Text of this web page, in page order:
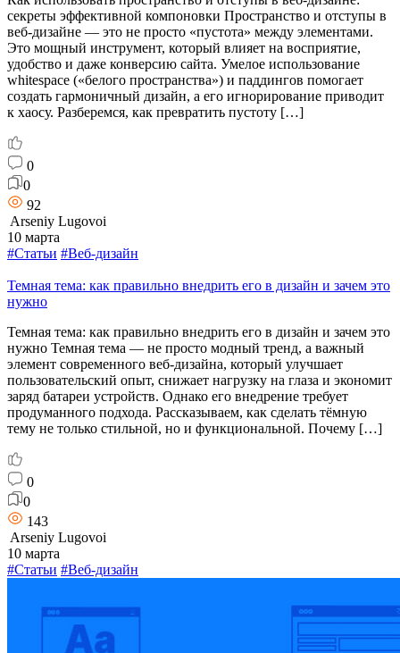
секреты эффективной компоновки Пространство и отступы в
веб-дизайне — это не просто «пустота» между элементами.
Это мощный инструмент, который влияет на восприятие,
удобство и даже конверсию сайта. Умелое использование
whitespace («белого пространства») и паддингов помогает
создать гармоничный дизайн, а его игнорирование приводит
к хаосу. Разберемся, как превратить пустоту […]
0
0
92
Arseniy Lugovoi
10 марта
#Статьи #Веб-дизайн
Темная тема: как правильно внедрить его в дизайн и зачем это
нужно
Темная тема: как правильно внедрить его в дизайн и зачем это
нужно Темная тема — не просто модный тренд, а важный
элемент современного веб-дизайна, который улучшает
пользовательский опыт, снижает нагрузку на глаза и экономит
заряд батареи устройств. Однако его внедрение требует
продуманного подхода. Рассказываем, как сделать тёмную
тему не только стильной, но и функциональной. Почему […]
0
0
143
Arseniy Lugovoi
10 марта
#Статьи #Веб-дизайн